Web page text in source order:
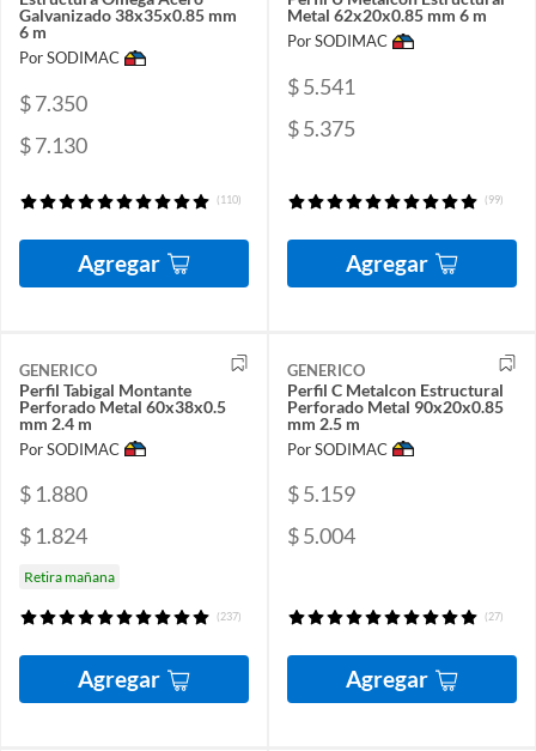
Galvanizado 38x35x0.85 mm
6 m
Por SODIMAC
$ 7.350
$ 7.130
(110)
Agregar
Metal 62x20x0.85 mm 6 m
Por SODIMAC
$ 5.541
$ 5.375
(99)
Agregar
GENERICO
Perfil Tabigal Montante
Perforado Metal 60x38x0.5
mm 2.4 m
Por SODIMAC
$ 1.880
$ 1.824
Retira mañana
(237)
Agregar
GENERICO
Perfil C Metalcon Estructural
Perforado Metal 90x20x0.85
mm 2.5 m
Por SODIMAC
$ 5.159
$ 5.004
(27)
Agregar